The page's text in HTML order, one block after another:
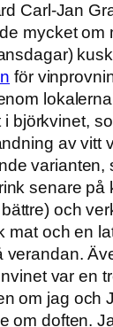
Carl-Jan
mycket om
för
i björkvinet,
av vitt
varianten,
senare på
och
mat och en
verandan.
var en
om jag och
om doften.